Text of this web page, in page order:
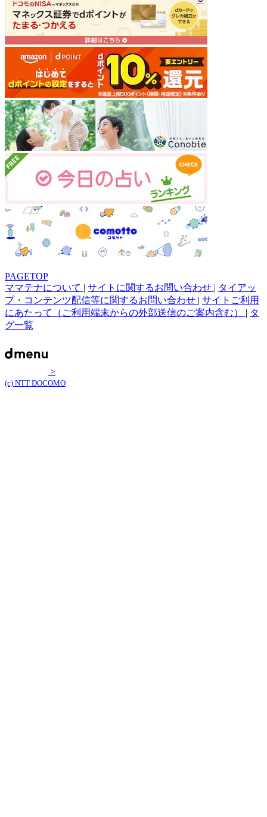
PAGETOP
ママテナについて | サイトに関するお問い合わせ | タイアッ
プ・コンテンツ配信等に関するお問い合わせ | サイトご利用
にあたって（ご利用端末からの外部送信のご案内含む） | タ
グ一覧
>
(c) NTT DOCOMO